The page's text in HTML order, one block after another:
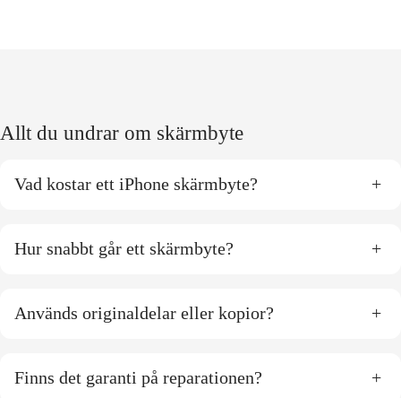
Allt du undrar om skärmbyte
Vad kostar ett iPhone skärmbyte? +
Hur snabbt går ett skärmbyte? +
Används originaldelar eller kopior? +
Finns det garanti på reparationen? +